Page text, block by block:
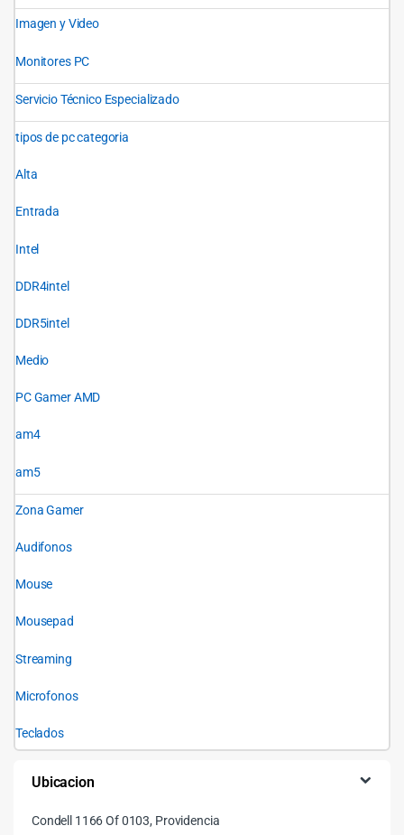
Imagen y Video
Monitores PC
Servicio Técnico Especializado
tipos de pc categoria
Alta
Entrada
Intel
DDR4intel
DDR5intel
Medio
PC Gamer AMD
am4
am5
Zona Gamer
Audifonos
Mouse
Mousepad
Streaming
Microfonos
Teclados
Ubicacion
Condell 1166 Of 0103, Providencia